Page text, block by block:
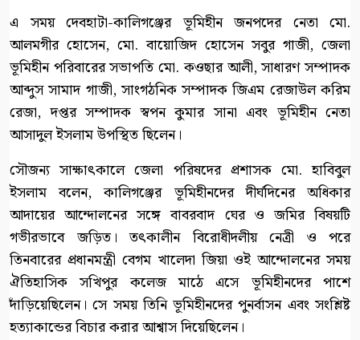
এ সময় দেবহাটা-কালিগঞ্জের ভূমিহীন জনপদের নেতা মো.
আলমগীর হোসেন, মো. বায়োজিদ হোসেন সবুর গাজী, জেলা
ভূমিহীন পরিবারের সভাপতি মো. কওছার আলী, সাধারণ সম্পাদক
আব্দুস সামাদ গাজী, সাংগঠনিক সম্পাদক জিএম রেজাউল করিম
রেজা, দপ্তর সম্পাদক স্বপন কুমার সানা এবং ভূমিহীন নেতা
আসাদুল ইসলাম উপস্থিত ছিলেন।
সৌজন্য সাক্ষাৎকালে জেলা পরিষদের প্রশাসক মো. হাবিবুল
ইসলাম বলেন, কালিগঞ্জের ভূমিহীনদের দীর্ঘদিনের অধিকার
আদায়ের আন্দোলনের সঙ্গে বাবরবাদ ঘের ও জমির বিষয়টি
গভীরভাবে জড়িত। তৎকালীন বিরোধীদলীয় নেত্রী ও পরে
তিনবারের প্রধানমন্ত্রী বেগম খালেদা জিয়া ওই আন্দোলনের সময়
ঐতিহাসিক সখিপুর কলেজ মাঠে এসে ভূমিহীনদের পাশে
দাঁড়িয়েছিলেন। সে সময় তিনি ভূমিহীনদের পুনর্বাসন এবং সংশ্লিষ্ট
হত্যাকান্ডের বিচার করার আশ্বাস দিয়েছিলেন।